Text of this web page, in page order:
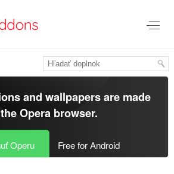
and wallpapers are made
Opera browser.
Operu Free for Android